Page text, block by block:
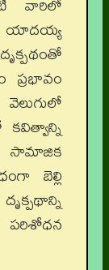
యాదయ్య
ప్రభావం
కవిత్వాన్ని
సామాజిక
బెల్లి